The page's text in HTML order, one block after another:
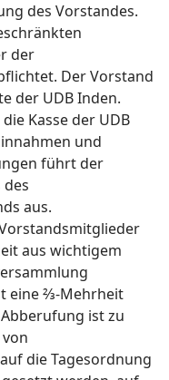
des Vorstandes.
der
Der Vorstand
der UDB Inden.
Kasse der UDB
und
führt der
des
aus.
aus wichtigem
eine ⅔-Mehrheit
ist zu
die Tagesordnung